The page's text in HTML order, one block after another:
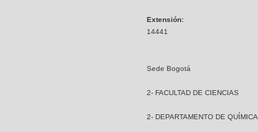
Extensión:
14441
Sede Bogotá
2- FACULTAD DE CIENCIAS
2- DEPARTAMENTO DE QUÍMICA